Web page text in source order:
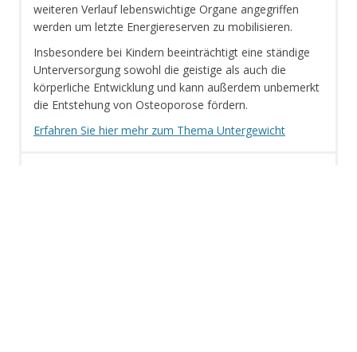
weiteren Verlauf lebenswichtige Organe angegriffen
werden um letzte Energiereserven zu mobilisieren.
Insbesondere bei Kindern beeinträchtigt eine ständige
Unterversorgung sowohl die geistige als auch die
körperliche Entwicklung und kann außerdem unbemerkt
die Entstehung von Osteoporose fördern.
Erfahren Sie hier mehr zum Thema Untergewicht